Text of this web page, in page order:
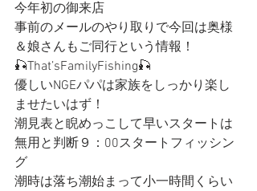
今年初の御来店
事前のメールのやり取りで今回は奥様
＆娘さんもご同行という情報！
🎣That’sFamilyFishing🎣
優しいNGEパパは家族をしっかり楽し
ませたいはず！
潮見表と睨めっこして早いスタートは
無用と判断９：00スタートフィッシン
グ
潮時は落ち潮始まって小一時間くらい